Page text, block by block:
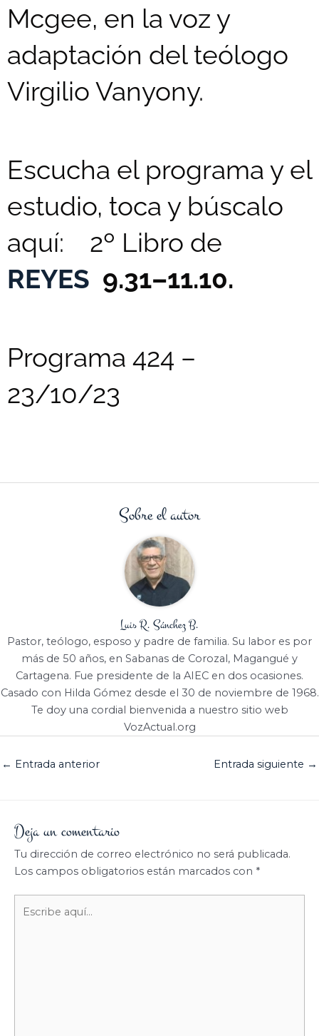
Mcgee, en la voz y
adaptación del teólogo
Virgilio Vanyony.
Escucha el programa y el
estudio, toca y búscalo
aquí: 2º Libro de
REYES 9.31–11.10.
Programa 424 –
23/10/23
Sobre el autor
Luis R. Sánchez B.
Pastor, teólogo, esposo y padre de familia. Su labor es por
más de 50 años, en Sabanas de Corozal, Magangué y
Cartagena. Fue presidente de la AIEC en dos ocasiones.
Casado con Hilda Gómez desde el 30 de noviembre de 1968.
Te doy una cordial bienvenida a nuestro sitio web
VozActual.org
← Entrada anterior Entrada siguiente →
Deja un comentario
Tu dirección de correo electrónico no será publicada.
Los campos obligatorios están marcados con *